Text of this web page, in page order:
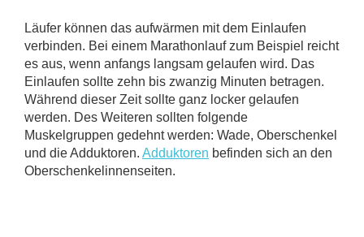
Läufer können das aufwärmen mit dem Einlaufen
verbinden. Bei einem Marathonlauf zum Beispiel reicht
es aus, wenn anfangs langsam gelaufen wird. Das
Einlaufen sollte zehn bis zwanzig Minuten betragen.
Während dieser Zeit sollte ganz locker gelaufen
werden. Des Weiteren sollten folgende
Muskelgruppen gedehnt werden: Wade, Oberschenkel
und die Adduktoren. Adduktoren befinden sich an den
Oberschenkelinnenseiten.